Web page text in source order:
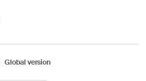
Global version